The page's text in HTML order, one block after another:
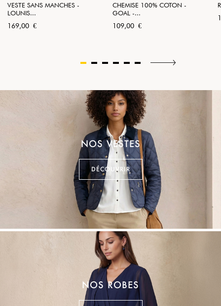
VESTE SANS MANCHES -
LOUNIS...
Prix
169,00 €
CHEMISE 100% COTON -
GOAL -...
Prix
109,00 €
NOS VESTES
DÉCOUVRIR
NOS ROBES